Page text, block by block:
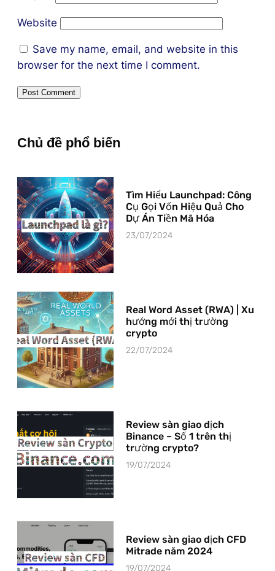
Website
Save my name, email, and website in this
browser for the next time I comment.
Chủ đề phổ biến
Tìm Hiểu Launchpad: Công
Cụ Gọi Vốn Hiệu Quả Cho
Dự Án Tiền Mã Hóa
23/07/2024
Real Word Asset (RWA) | Xu
hướng mới thị trường
crypto
22/07/2024
Review sàn giao dịch
Binance – Số 1 trên thị
trường crypto?
19/07/2024
Review sàn giao dịch CFD
Mitrade năm 2024
19/07/2024